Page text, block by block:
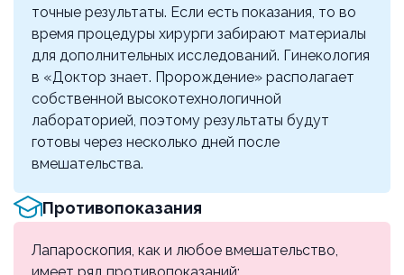
р18.53
10000 ₽
Дриллинг яичников (при выполнении других
лапароскопических операций)
р18.54
10000 ₽
лапароскопических операций)
р18.83
точные результаты. Если есть показания, то во
время процедуры хирурги забирают материалы
для дополнительных исследований. Гинекология
в «Доктор знает. Пророждение» располагает
собственной высокотехнологичной
лабораторией, поэтому результаты будут
готовы через несколько дней после
вмешательства.
Противопоказания
Лапароскопия, как и любое вмешательство,